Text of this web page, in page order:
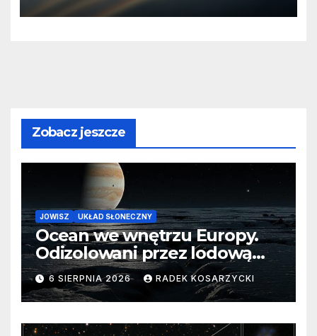
Zobacz jeszcze
JOWISZ UKŁAD SŁONECZNY
Ocean we wnętrzu Europy.
Odizolowani przez lodową
barierę
6 SIERPNIA 2026 RADEK KOSARZYCKI